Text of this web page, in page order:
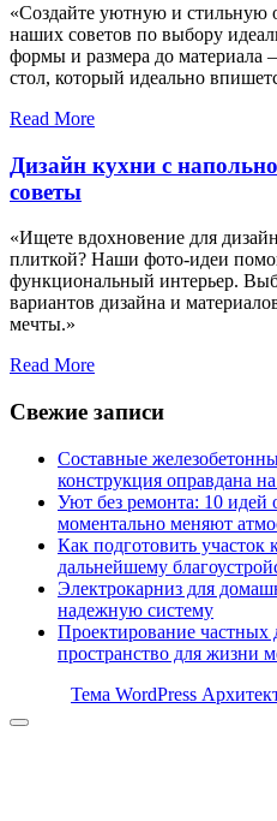
«Создайте уютную и
наших советов по выбору
формы и размера до
стол, который идеально
Read More
Дизайн кухни с
советы
«Ищете вдохновение для
плиткой? Наши фото-идеи
функциональный интерьер.
вариантов дизайна и
мечты.»
Read More
Свежие записи
Составные
конструкция оправдана
Уют без ремонта: 10 идей
моментально меняют
Как подготовить участок
дальнейшему
Электрокарниз для
надежную систему
Проектирование частных
пространство для жизни
Тема WordPress